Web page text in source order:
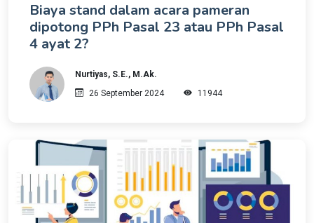
Biaya stand dalam acara pameran
dipotong PPh Pasal 23 atau PPh Pasal
4 ayat 2?
Nurtiyas, S.E., M.Ak.
26 September 2024
11944